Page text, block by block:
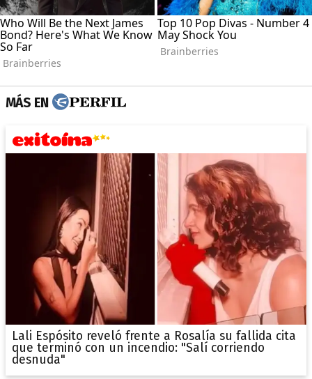
MÁS EN
Lali Espósito reveló frente a Rosalía su fallida cita
que terminó con un incendio: "Salí corriendo
desnuda"